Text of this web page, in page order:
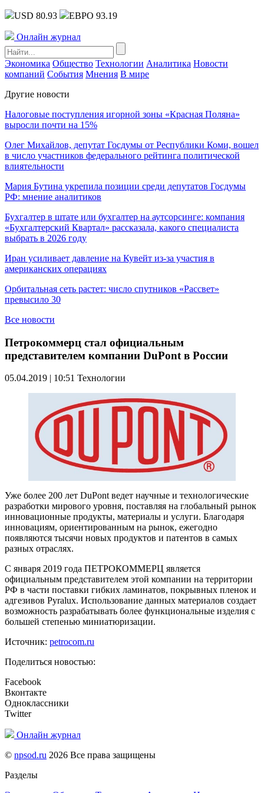
USD 80.93 ЕВРО 93.19
Онлайн журнал
Экономика Общество Технологии Аналитика Новости
компаний События Мнения В мире
Другие новости
Налоговые поступления игорной зоны «Красная Поляна»
выросли почти на 15%
Олег Михайлов, депутат Госдумы от Республики Коми, вошел
в число участников федерального рейтинга политической
влиятельности
Мария Бутина укрепила позиции среди депутатов Госдумы
РФ: мнение аналитиков
Бухгалтер в штате или бухгалтер на аутсорсинге: компания
«Бухгалтерский Квартал» рассказала, какого специалиста
выбрать в 2026 году
Иран усиливает давление на Кувейт из-за участия в
американских операциях
Орбитальная сеть растет: число спутников «Рассвет»
превысило 30
Все новости
Петрокоммерц стал официальным
представителем компании DuPont в России
05.04.2019 | 10:51 Технологии
Уже более 200 лет DuPont ведет научные и технологические
разработки мирового уровня, поставляя на глобальный рынок
инновационные продукты, материалы и услуги. Благодаря
инновациям, ориентированным на рынок, ежегодно
появляются тысячи новых продуктов и патентов в самых
разных отраслях.
С января 2019 года ПЕТРОКОММЕРЦ является
официальным представителем этой компании на территории
РФ в части поставки гибких ламинатов, покрывных пленок и
адгезивов Pyralux. Использование данных материалов создает
возможность разрабатывать более функциональные изделия с
большей степенью миниатюризации.
Источник: petrocom.ru
Поделиться новостью:
Facebook
Вконтакте
Одноклассники
Twitter
Онлайн журнал
© npsod.ru 2026 Все права защищены
Разделы